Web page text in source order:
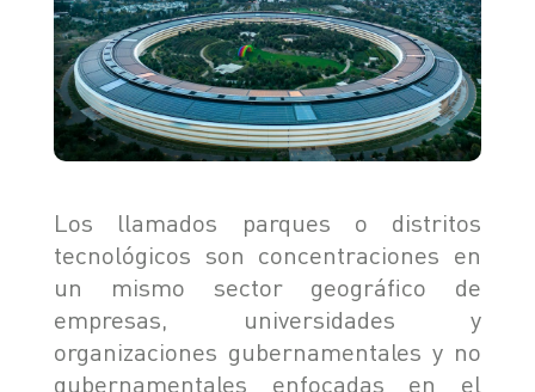
HIMLA 4X2
HIMLA 4X4
NOTICIAS
BLOG
CONTACTO
CONCESIONARIOS
TEST DRIVE
TESTIMONIALES
Los llamados parques o distritos
tecnológicos son concentraciones en
un mismo sector geográfico de
empresas, universidades y
organizaciones gubernamentales y no
gubernamentales enfocadas en el